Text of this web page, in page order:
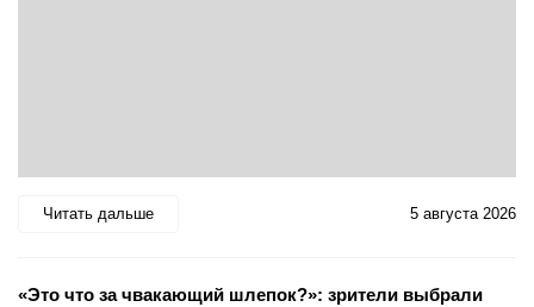
Читать дальше 5 августа 2026
«Это что за чвакающий шлепок?»: зрители выбрали